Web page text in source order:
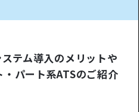
テム導入のメリットや
パート系ATSのご紹介